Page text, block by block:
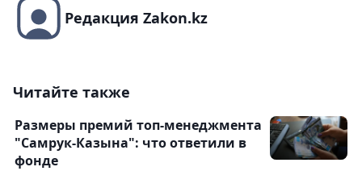
Редакция Zakon.kz
Читайте также
Размеры премий топ-менеджмента
"Самрук-Казына": что ответили в
фонде